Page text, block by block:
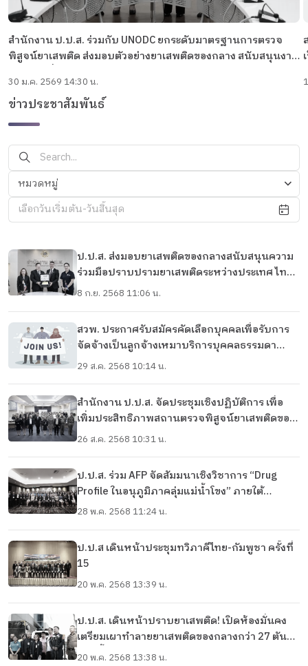
สำนักงาน ป.ป.ส. ร่วมกับ UNODC ยกระดับมาตรฐานการตรวจ
พิสูจน์ยาเสพติด ส่งมอบตัวอย่างยาเสพติดของกลาง สนับสนุนงาน
30 ม.ค. 2569 14:30 น.
ข่าวประชาสัมพันธ์
หมวดหมู่
เลือกวันเริ่มต้น-วันสิ้นสุด
ป.ป.ส. ส่งมอบยาเสพติดของกลางสนับสนุนความ
ร่วมมือปราบปรามยาเสพติดระหว่างประเทศ ไทย-
ออสเตรเลีย
8 ก.ย. 2568 11:06 น.
สวพ. ประกาศรับสมัครคัดเลือกบุคคลเพื่อรับการ
จัดจ้างเป็นลูกจ้างเหมาบริการบุคคลธรรมดา
ประจำปีงบประมาณ พ.ศ. 2569 ของสถาบัน
29 ส.ค. 2568 10:14 น.
สำนักงาน ป.ป.ส. จัดประชุมเชิงปฏิบัติการ เพื่อ
เพิ่มประสิทธิภาพสถานตรวจพิสูจน์ยาเสพติดของ
ประเทศไทย ประจำปีงบประมาณ พ.ศ. 2568
26 ส.ค. 2568 10:31 น.
ป.ป.ส. ร่วม AFP จัดสัมมนาเชิงวิชาการ “Drug
Profile ในอนุภูมิภาคลุ่มแม่น้ำโขง” ภายใต้
โครงการ AMPLIO เสริมความร่วมมือระหว่าง
28 พ.ค. 2568 11:24 น.
ป.ป.ส เดินหน้าประชุมทวิภาคีไทย-กัมพูชา ครั้งที่
15
20 พ.ค. 2568 13:39 น.
ป.ป.ส. เดินหน้าปราบยาเสพติด! เปิดห้องมั่นคง
เตรียมเผาทำลายยาเสพติดของกลางกว่า 27 ตัน
ตอกย้ำนโยบายรัฐบาลแก้ไขปัญหายาเสพติด
20 พ.ค. 2568 13:38 น.